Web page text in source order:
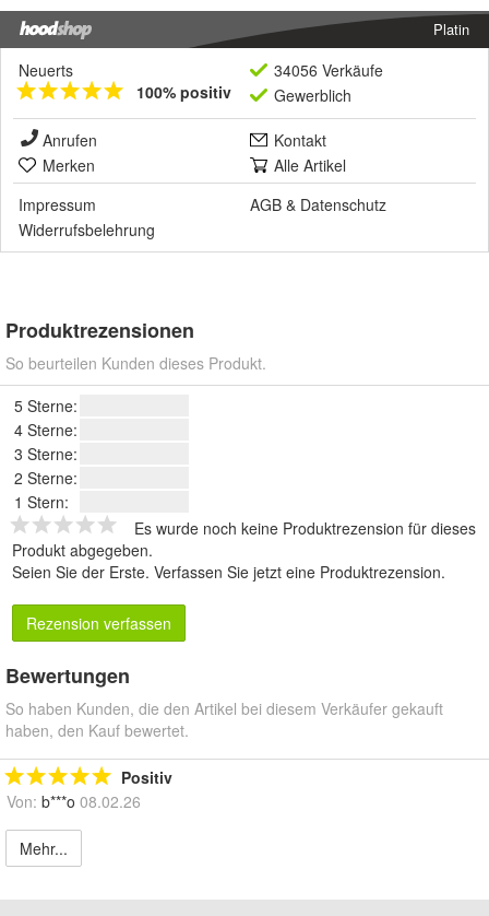
Platin
Neuerts
100% positiv
34056 Verkäufe
Gewerblich
Anrufen
Kontakt
Merken
Alle Artikel
Impressum
AGB & Datenschutz
Widerrufsbelehrung
Produktrezensionen
So beurteilen Kunden dieses Produkt.
5 Sterne:
4 Sterne:
3 Sterne:
2 Sterne:
1 Stern:
Es wurde noch keine Produktrezension für dieses
Produkt abgegeben.
Seien Sie der Erste. Verfassen Sie jetzt eine Produktrezension.
Rezension verfassen
Bewertungen
So haben Kunden, die den Artikel bei diesem Verkäufer gekauft
haben, den Kauf bewertet.
Positiv
Von: b***o 08.02.26
Mehr...